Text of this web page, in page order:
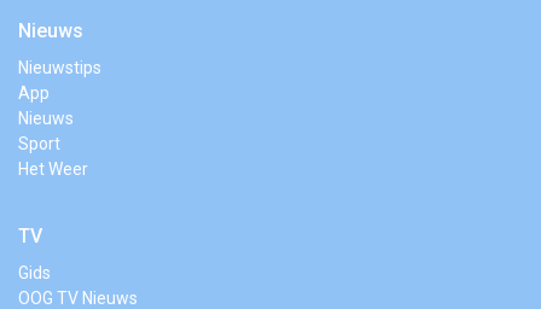
Nieuws
Nieuwstips
App
Nieuws
Sport
Het Weer
TV
Gids
OOG TV Nieuws